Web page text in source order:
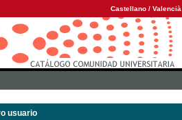
Castellano / Valencià
usuario